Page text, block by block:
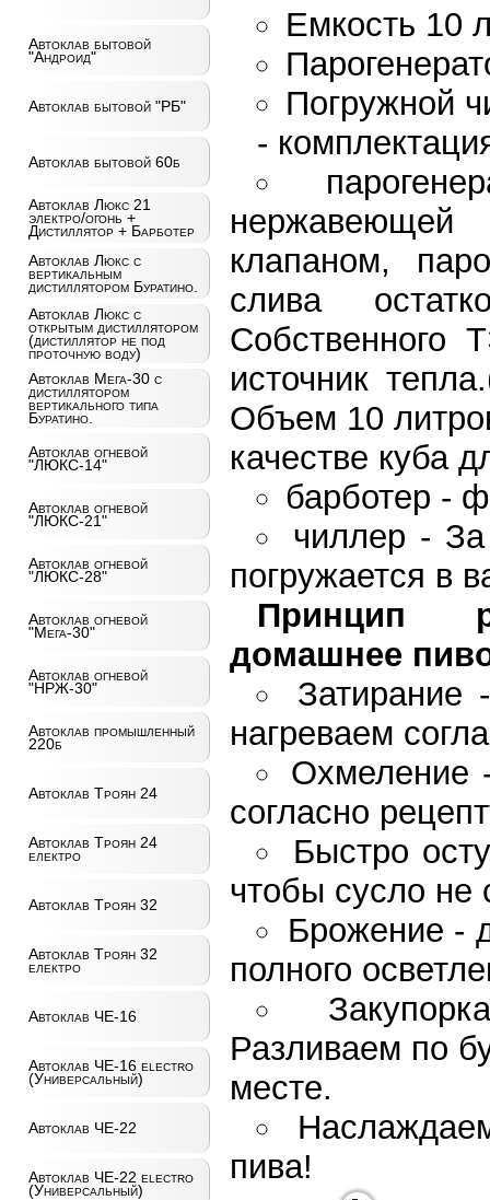
Автоклав бытовой
"Андроид"
Автоклав бытовой "РБ"
Автоклав бытовой 60б
Автоклав Люкс 21
электро/огонь +
Дистиллятор + Барботер
Автоклав Люкс с
вертикальным
дистиллятором Буратино.
Автоклав Люкс с
открытым дистиллятором
(дистиллятор не под
проточную воду)
Автоклав Мега-30 с
дистиллятором
вертикального типа
Буратино.
Автоклав огневой
"ЛЮКС-14"
Автоклав огневой
"ЛЮКС-21"
Автоклав огневой
"ЛЮКС-28"
Автоклав огневой
"Мега-30"
Автоклав огневой
"НРЖ-30"
Автоклав промышленный
220б
Автоклав Троян 24
Автоклав Троян 24
електро
Автоклав Троян 32
Автоклав Троян 32
електро
Автоклав ЧЕ-16
Автоклав ЧЕ-16 electro
(Универсальный)
Автоклав ЧЕ-22
Автоклав ЧЕ-22 electro
(Универсальный)
Емкость 10
Погружной
-
клапаном,
слива
Собственного
источник
Объем 10
качестве куба
барботер -
чиллер -
погружается в
Принцип
домашнее
Затирание
нагреваем
Охмеление
согласно
Быстро
чтобы сусло не
Брожение -
полного
Разливаем по
месте.
пива!